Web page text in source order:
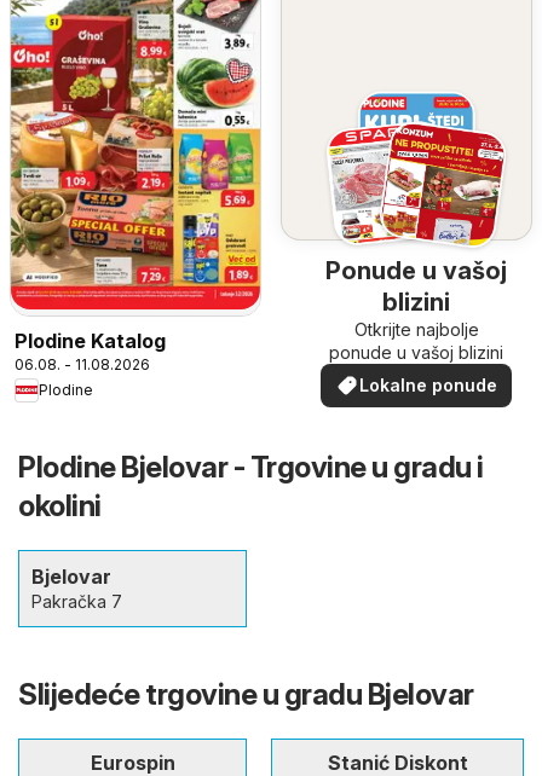
Plodine Katalog
06.08. - 11.08.2026
Plodine
Ponude u vašoj
blizini
Otkrijte najbolje
ponude u vašoj blizini
Lokalne ponude
Plodine Bjelovar - Trgovine u gradu i
okolini
Bjelovar
Pakračka 7
Slijedeće trgovine u gradu Bjelovar
Eurospin
Stanić Diskont